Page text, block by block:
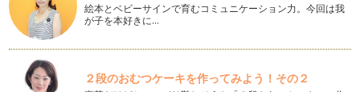
最近、流行りのスペシャルティコーヒーとはどんなコーヒー？
最近、コンビニでも見るようになった、「スペシャルティコー
ヒー」 「スペシャル」と聞…
カフェ・ラテとカフェ・オ・レとカプチーノの違いはここ！
絵本とベビーサインで育むコミュニケーション力。今回は我
が子を本好きに…
２段のおむつケーキを作ってみよう！その２